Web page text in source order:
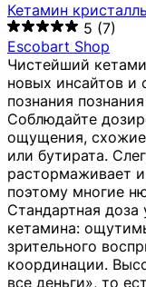
Кетамин
5 (7)
Escobart Shop
Чистейший
новых инсайтов и
познания
Соблюдайте
ощущения, схожие
или бутирата.
растормаживает
поэтому многие
Стандартная
кетамина:
зрительного
координации.
все деньги», то